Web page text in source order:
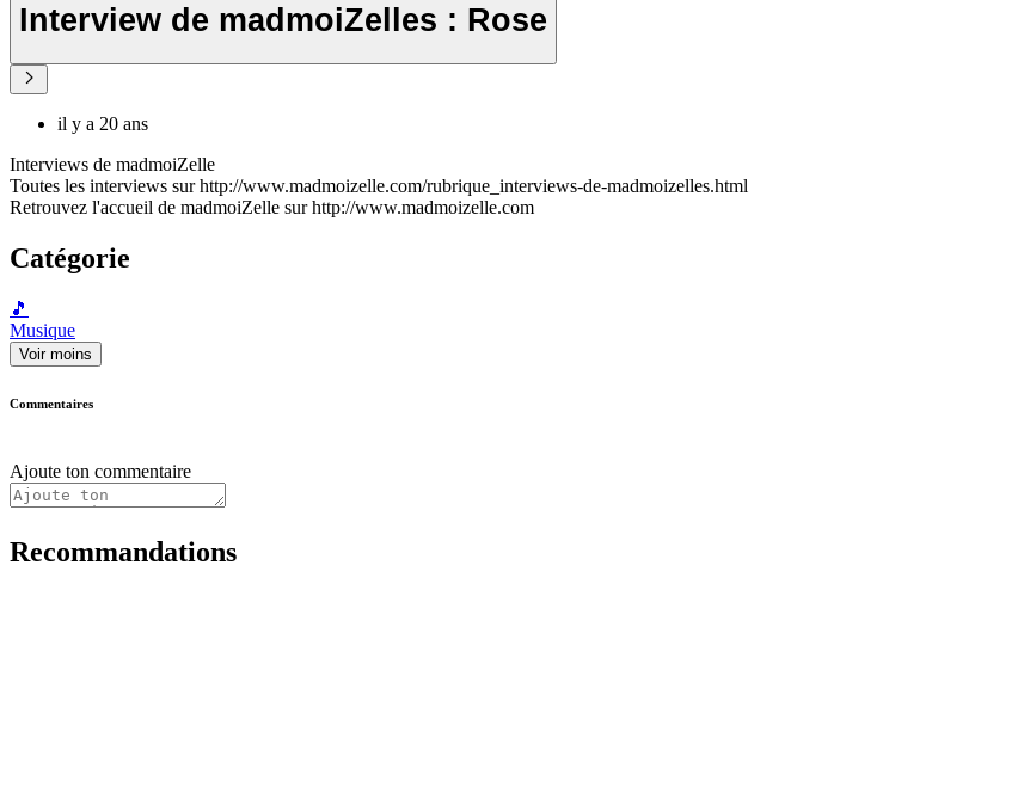
Interview de madmoiZelles : Rose
il y a 20 ans
Interviews de madmoiZelle
Toutes les interviews sur http://www.madmoizelle.com/rubrique_interviews-de-madmoizelles.html
Retrouvez l'accueil de madmoiZelle sur http://www.madmoizelle.com
Catégorie
🎵
Musique
Voir moins
Commentaires
Ajoute ton commentaire
Recommandations